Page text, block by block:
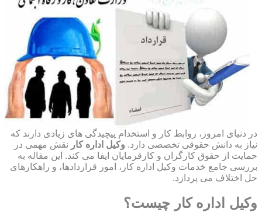
در دنیای امروز، روابط کار و استخدام پیچیدگی های زیادی دارند که
نیاز به دانش حقوقی تخصصی دارد. وکیل اداره کار نقش مهمی در
حمایت از حقوق کارگران و کارفرمایان ایفا می کند. این مقاله به
بررسی جامع خدمات وکیل اداره کار، امور قراردادها، و راهکارهای
حل اختلاف می پردازد.
وکیل اداره کار چیست؟